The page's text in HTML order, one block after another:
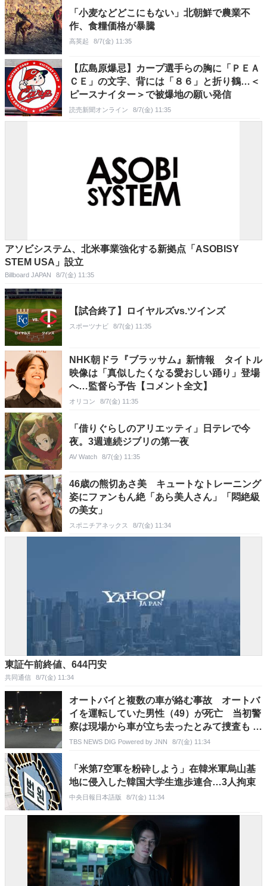
「小麦などどこにもない」北朝鮮で農業不
作、食糧価格が暴騰
高英起 8/7(金) 11:35
【広島原爆忌】カープ選手らの胸に「ＰＥＡ
ＣＥ」の文字、背には「８６」と折り鶴…＜
ピースナイター＞で被爆地の願い発信
読売新聞オンライン 8/7(金) 11:35
アソビシステム、北米事業強化する新拠点「ASOBISY
STEM USA」設立
Billboard JAPAN 8/7(金) 11:35
【試合終了】ロイヤルズvs.ツインズ
スポーツナビ 8/7(金) 11:35
NHK朝ドラ『ブラッサム』新情報 タイトル
映像は「真似したくなる愛おしい踊り」登場
へ…監督ら予告【コメント全文】
オリコン 8/7(金) 11:35
「借りぐらしのアリエッティ」日テレで今
夜。3週連続ジブリの第一夜
AV Watch 8/7(金) 11:35
46歳の熊切あさ美 キュートなトレーニング
姿にファンもん絶「あら美人さん」「悶絶級
の美女」
スポニチアネックス 8/7(金) 11:34
東証午前終値、644円安
共同通信 8/7(金) 11:34
オートバイと複数の車が絡む事故 オートバ
イを運転していた男性（49）が死亡 当初警
察は現場から車が立ち去ったとみて捜査も そ
の後ひき逃げの可能性は低く
TBS NEWS DIG Powered by JNN 8/7(金) 11:34
「米第7空軍を粉砕しよう」在韓米軍烏山基
地に侵入した韓国大学生進歩連合…3人拘束
中央日報日本語版 8/7(金) 11:34